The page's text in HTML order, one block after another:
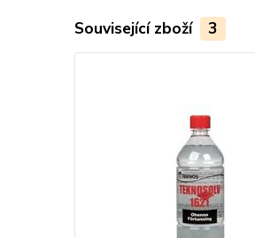
Související zboží 3